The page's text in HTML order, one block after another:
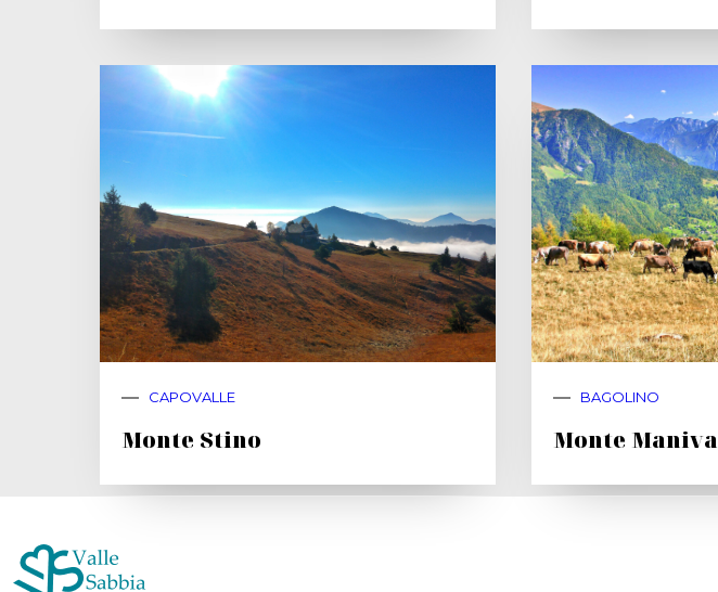
CAPOVALLE
Monte Stino
BAGOLINO
Monte Maniva